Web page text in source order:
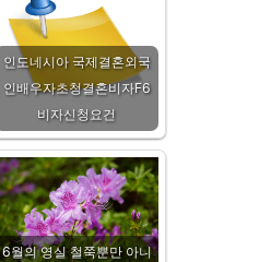
인도네시아 국제결혼외국
인배우자초청결혼비자F6
비자신청요건
6월의 영실 철쭉뿐만 아니